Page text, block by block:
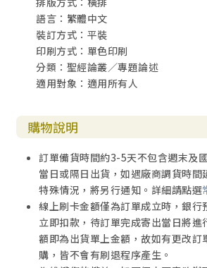
語言：繁體中文
裝訂方式：平裝
印刷方式：單色印刷
分類：聖經論叢／專題論述
適用對象：適用所有人
購物說明
訂單備貨時間約3-5天不包含週末及
當日或隔日出貨，如遇廠商調貨時間
特殊情況，將另行通知。詳細請點選
線上刷卡金額僅為訂單成立時，銀行
立即扣款，待訂單完成寄出當日將進
額即為出貨單上金額，故如有更改訂
購，皆不會有刷退程序產生。